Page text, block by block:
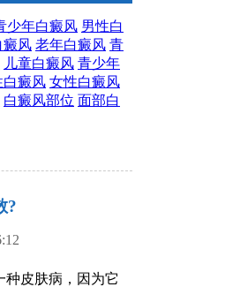
少年白癜风 男性白
癜风 老年白癜风 青
儿童白癜风 青少年
白癜风 女性白癜风
白癜风部位 面部白
?
种皮肤病，因为它